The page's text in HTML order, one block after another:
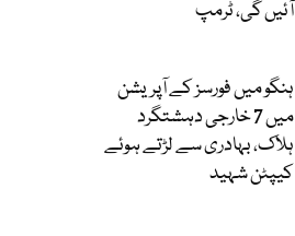
آئیں گی، ٹرمپ
ہنگو میں فورسز کے آپریشن
میں 7 خارجی دہشتگرد
ہلاک، بہادری سے لڑتے ہوئے
کیپٹن شہید